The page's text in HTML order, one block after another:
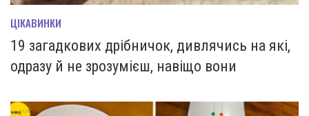
ЦІКАВИНКИ
19 загадкових дрібничок, дивлячись на які,
одразу й не зрозумієш, навіщо вони